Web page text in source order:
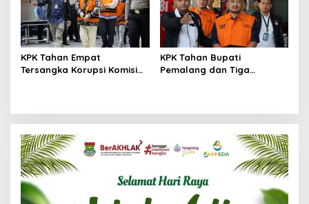
KPK Tahan Empat
Tersangka Korupsi Komisi
KPK Tahan Bupati
Pemalang dan Tiga